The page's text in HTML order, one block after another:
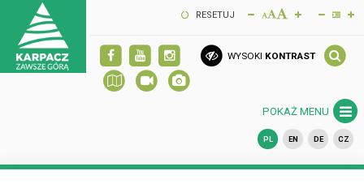
RESETUJ
WYSOKI KONTRAST
POKAŻ MENU
PL EN DE CZ